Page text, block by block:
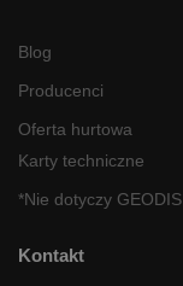
Blog
Producenci
Oferta hurtowa
Karty techniczne
*Nie dotyczy GEODIS
Kontakt